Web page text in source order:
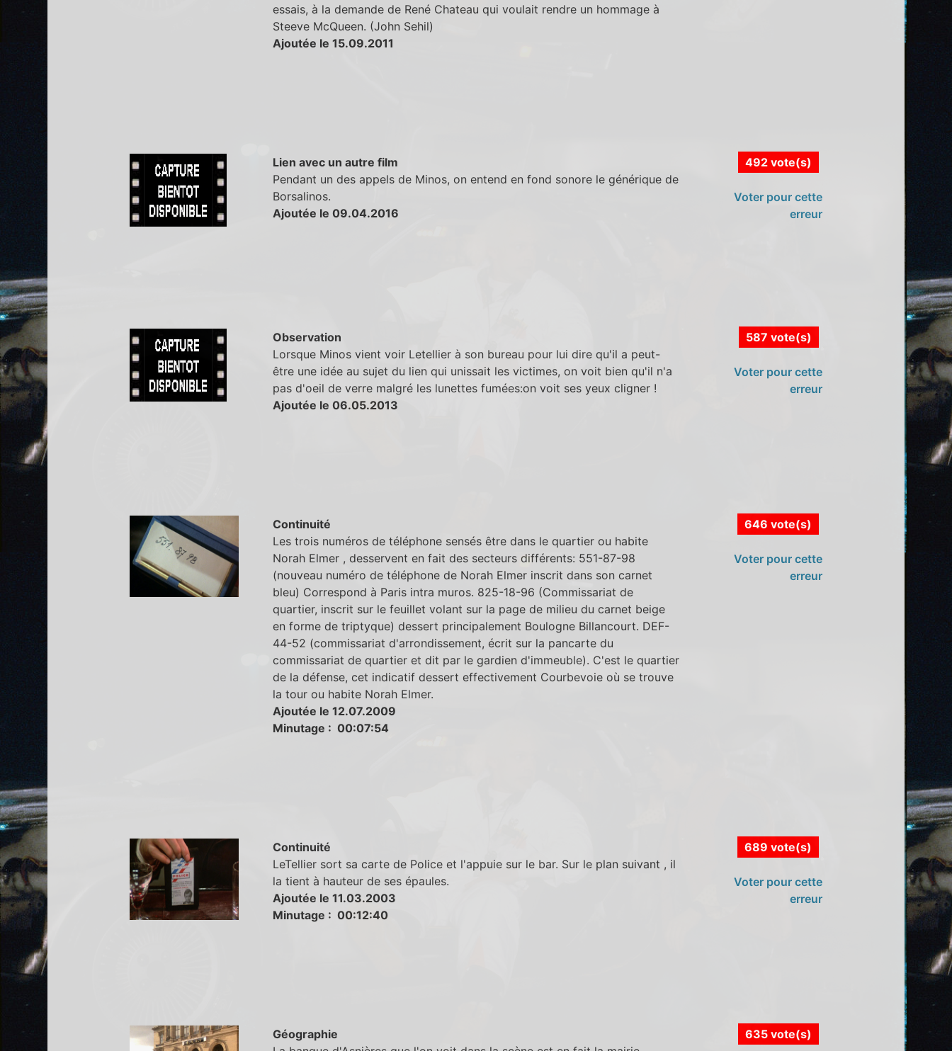
essais, à la demande de René Chateau qui voulait rendre un hommage à
Steeve McQueen. (John Sehil)
Ajoutée le 15.09.2011
Lien avec un autre film
Pendant un des appels de Minos, on entend en fond sonore le générique de
Borsalinos.
Ajoutée le 09.04.2016
492 vote(s)
Voter pour cette
erreur
Observation
Lorsque Minos vient voir Letellier à son bureau pour lui dire qu'il a peut-
être une idée au sujet du lien qui unissait les victimes, on voit bien qu'il n'a
pas d'oeil de verre malgré les lunettes fumées:on voit ses yeux cligner !
Ajoutée le 06.05.2013
587 vote(s)
Voter pour cette
erreur
Continuité
Les trois numéros de téléphone sensés être dans le quartier ou habite
Norah Elmer , desservent en fait des secteurs différents: 551-87-98
(nouveau numéro de téléphone de Norah Elmer inscrit dans son carnet
bleu) Correspond à Paris intra muros. 825-18-96 (Commissariat de
quartier, inscrit sur le feuillet volant sur la page de milieu du carnet beige
en forme de triptyque) dessert principalement Boulogne Billancourt. DEF-
44-52 (commissariat d'arrondissement, écrit sur la pancarte du
commissariat de quartier et dit par le gardien d'immeuble). C'est le quartier
de la défense, cet indicatif dessert effectivement Courbevoie où se trouve
la tour ou habite Norah Elmer.
Ajoutée le 12.07.2009
Minutage : 00:07:54
646 vote(s)
Voter pour cette
erreur
Continuité
LeTellier sort sa carte de Police et l'appuie sur le bar. Sur le plan suivant , il
la tient à hauteur de ses épaules.
Ajoutée le 11.03.2003
Minutage : 00:12:40
689 vote(s)
Voter pour cette
erreur
Géographie
635 vote(s)